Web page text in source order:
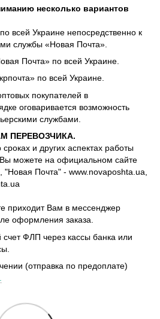
несколько вариантов
всей Украине непосредственно к
службы «Новая Почта».
Почта» по всей Украине.
по всей Украине.
покупателей в
оговаривается возможность
службами.
ПЕРЕВОЗЧИКА.
и других аспектах работы
можете на официальном сайте
"Новая Почта" - www.novaposhta.ua,
приходит Вам в мессенджер
оформления заказа.
ФЛП через кассы банка или
(отправка по предоплате)